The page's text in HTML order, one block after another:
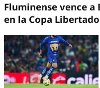
Fluminense vence
en la Copa